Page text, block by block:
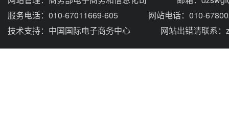
服务电话：010-67011669-605
网站电话：010-
技术支持： 中国国际电子商务中心 网站出错请联系